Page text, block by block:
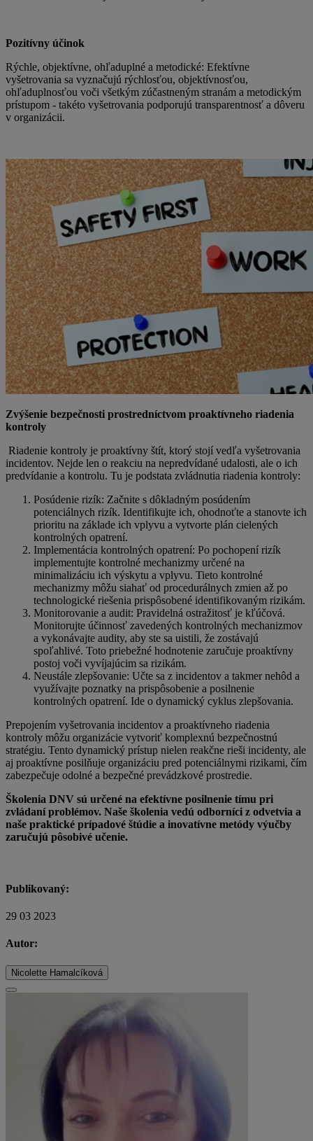
Pozitívny účinok
Rýchle, objektívne, ohľaduplné a metodické: Efektívne
vyšetrovania sa vyznačujú rýchlosťou, objektívnosťou,
ohľaduplnosťou voči všetkým zúčastneným stranám a metodickým
prístupom - takéto vyšetrovania podporujú transparentnosť a dôveru
v organizácii.
Zvýšenie bezpečnosti prostredníctvom proaktívneho riadenia
kontroly
Riadenie kontroly je proaktívny štít, ktorý stojí vedľa vyšetrovania
incidentov. Nejde len o reakciu na nepredvídané udalosti, ale o ich
predvídanie a kontrolu. Tu je podstata zvládnutia riadenia kontroly:
Posúdenie rizík: Začnite s dôkladným posúdením
potenciálnych rizík. Identifikujte ich, ohodnoťte a stanovte ich
prioritu na základe ich vplyvu a vytvorte plán cielených
kontrolných opatrení.
Implementácia kontrolných opatrení: Po pochopení rizík
implementujte kontrolné mechanizmy určené na
minimalizáciu ich výskytu a vplyvu. Tieto kontrolné
mechanizmy môžu siahať od procedurálnych zmien až po
technologické riešenia prispôsobené identifikovaným rizikám.
Monitorovanie a audit: Pravidelná ostražitosť je kľúčová.
Monitorujte účinnosť zavedených kontrolných mechanizmov
a vykonávajte audity, aby ste sa uistili, že zostávajú
spoľahlivé. Toto priebežné hodnotenie zaručuje proaktívny
postoj voči vyvíjajúcim sa rizikám.
Neustále zlepšovanie: Učte sa z incidentov a takmer nehôd a
využívajte poznatky na prispôsobenie a posilnenie
kontrolných opatrení. Ide o dynamický cyklus zlepšovania.
Prepojením vyšetrovania incidentov a proaktívneho riadenia
kontroly môžu organizácie vytvoriť komplexnú bezpečnostnú
stratégiu. Tento dynamický prístup nielen reakčne rieši incidenty, ale
aj proaktívne posilňuje organizáciu pred potenciálnymi rizikami, čím
zabezpečuje odolné a bezpečné prevádzkové prostredie.
Školenia DNV sú určené na efektívne posilnenie tímu pri
zvládaní problémov. Naše školenia vedú odborníci z odvetvia a
naše praktické prípadové štúdie a inovatívne metódy výučby
zaručujú pôsobivé učenie.
Publikovaný:
29 03 2023
Autor:
Nicolette Hamalcíková